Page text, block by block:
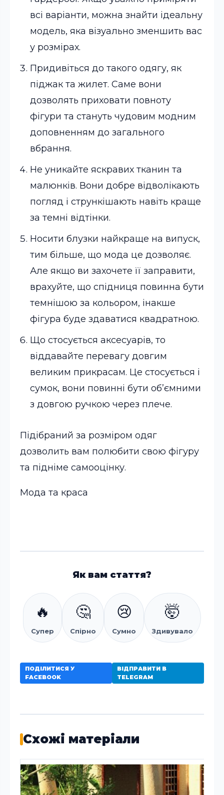
всі варіанти, можна знайти ідеальну
модель, яка візуально зменшить вас
у розмірах.
Придивіться до такого одягу, як
піджак та жилет. Саме вони
дозволять приховати повноту
фігури та стануть чудовим модним
доповненням до загального
вбрання.
Не уникайте яскравих тканин та
малюнків. Вони добре відволікають
погляд і стрункішають навіть краще
за темні відтінки.
Носити блузки найкраще на випуск,
тим більше, що мода це дозволяє.
Але якщо ви захочете її заправити,
врахуйте, що спідниця повинна бути
темнішою за кольором, інакше
фігура буде здаватися квадратною.
Що стосується аксесуарів, то
віддавайте перевагу довгим
великим прикрасам. Це стосується і
сумок, вони повинні бути об’ємними
з довгою ручкою через плече.
Підібраний за розміром одяг
дозволить вам полюбити свою фігуру
та підніме самооцінку.
Мода та краса
Як вам стаття?
🔥
Супер
🤔
Спірно
😢
Сумно
🤯
Здивувало
ПОДІЛИТИСЯ У
FACEBOOK
ВІДПРАВИТИ В
TELEGRAM
Схожі матеріали